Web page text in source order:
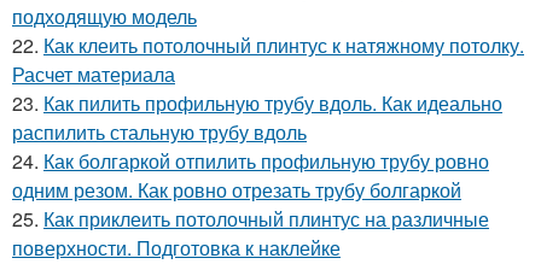
подходящую модель
22. Как клеить потолочный плинтус к натяжному потолку.
Расчет материала
23. Как пилить профильную трубу вдоль. Как идеально
распилить стальную трубу вдоль
24. Как болгаркой отпилить профильную трубу ровно
одним резом. Как ровно отрезать трубу болгаркой
25. Как приклеить потолочный плинтус на различные
поверхности. Подготовка к наклейке